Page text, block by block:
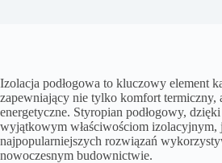
Izolacja podłogowa to kluczowy element
zapewniający nie tylko komfort termiczny,
energetyczne. Styropian podłogowy,
wyjątkowym właściwościom izolacyjnym,
najpopularniejszych rozwiązań
nowoczesnym budownictwie.